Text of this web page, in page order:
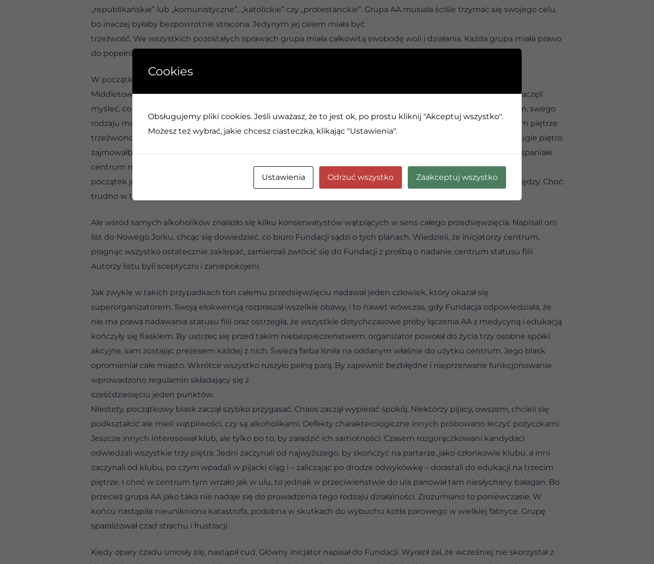
„republikańskie” lub „komunistyczne”, „katolickie” czy „protestanckie”. Grupa AA musiała ściśle trzymać się swojego celu,
bo inaczej byłaby bezpowrotnie stracona. Jedynym jej celem miała być
trzeźwość. We wszystkich pozostałych sprawach grupa miała całkowitą swobodę woli i działania. Każda grupa miała prawo
do popełniania błędów.
W początkowym okresie AA powstawało wiele grup złożonych z zapaleńców. W pewnym mieście, nazwijmy je
Middletown zawrzało od działania AA. Mieszkańcy byli bardzo tym podekscytowani. Rozmarzeni seniorzy grup zaczęli
myśleć, co by tu udoskonalić. Doszli do wniosku, że miastu potrzebne jest wielkie centrum pomocy alkoholikom, swego
rodzaju model, który inne grupy AA mogłyby wszędzie powielać. Na parterze znajdowałby się klub. Na pierwszym piętrze
trzeźwiono by alkoholików i wręczano by im pieniądze na uregulowanie zaciągniętych po pijanemu długów. Drugie piętro
zajmowałby ośrodek edukacyjny nie budzący oczywiście żadnych wątpliwości. W wyobrażeniach twórców to wspaniałe
centrum miało mieć jeszcze kilka pięter, na
początek jednak można by zacząć od tych trzech. Wszystko to kosztowałoby wiele pieniędzy, i to cudzych pieniędzy. Choć
trudno w to uwierzyć, zamożni mieszkańcy miasta kupili pomysł.
Ale wśród samych alkoholików znalazło się kilku konserwatystów wątpiących w sens całego przedsięwzięcia. Napisali oni
list do Nowego Jorku, chcąc się dowiedzieć, co biuro Fundacji sądzi o tych planach. Wiedzieli, że inicjatorzy centrum,
pragnąc wszystko ostatecznie zaklepać, zamierzali zwrócić się do Fundacji z prośbą o nadanie centrum statusu filii.
Autorzy listu byli sceptyczni i zaniepokojeni.
Jak zwykle w takich przypadkach ton całemu przedsięwzięciu nadawał jeden człowiek, który okazał się
superorganizatorem. Swoją elokwencją rozpraszał wszelkie obawy, i to nawet wówczas, gdy Fundacja odpowiedziała, że
nie ma prawa nadawania statusu filii oraz ostrzegła, że wszystkie dotychczasowe próby łączenia AA z medycyną i edukacją
kończyły się fiaskiem. By ustrzec się przed takim niebezpieczeństwem, organizator powołał do życia trzy osobne spółki
akcyjne, sam zostając prezesem każdej z nich. Świeża farba lśniła na oddanym właśnie do użytku centrum. Jego blask
opromieniał całe miasto. Wkrótce wszystko ruszyło pełną parą. By zapewnić bezbłędne i nieprzerwane funkcjonowanie
wprowadzono regulamin składający się z
sześćdziesięciu jeden punktów.
Niestety, początkowy blask zaczął szybko przygasać. Chaos zaczął wypierać spokój. Niektórzy pijacy, owszem, chcieli się
podkształcić ale mieli wątpliwości, czy są alkoholikami. Defekty charakterologiczne innych próbowano leczyć pożyczkami.
Jeszcze innych interesował klub, ale tylko po to, by zaradzić ich samotności. Czasem rozgorączkowani kandydaci
odwiedzali wszystkie trzy piętra. Jedni zaczynali od najwyższego, by skończyć na parterze, jako członkowie klubu, a inni
zaczynali od klubu, po czym wpadali w pijacki ciąg i – zaliczając po drodze odwykówkę – dorastali do edukacji na trzecim
piętrze. I choć w centrum tym wrzało jak w ulu, to jednak w przeciwieństwie do ula panował tam niesłychany bałagan. Bo
przecież grupa AA jako taka nie nadaje się do prowadzenia tego rodzaju działalności. Zrozumiano to poniewczasie. W
końcu nastąpiła nieunikniona katastrofa, podobna w skutkach do wybuchu kotła parowego w wielkiej fabryce. Grupę
sparaliżował czad strachu i frustracji.
Kiedy opary czadu uniosły się, nastąpił cud. Główny inicjator napisał do Fundacji. Wyraził żal, że wcześniej nie skorzystał z
Cookies
Obsługujemy pliki cookies. Jeśli uważasz, że to jest ok, po prostu kliknij "Akceptuj wszystko".
Możesz też wybrać, jakie chcesz ciasteczka, klikając "Ustawienia".
Ustawienia Odrzuć wszystko Zaakceptuj wszystko